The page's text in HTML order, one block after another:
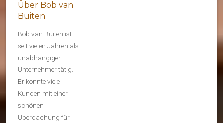
Über Bob van
Buiten
Bob van Buiten ist
seit vielen Jahren als
unabhängiger
Unternehmer tätig.
Er konnte viele
Kunden mit einer
schönen
Überdachung für